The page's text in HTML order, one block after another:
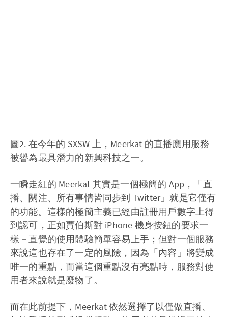
圖2. 在今年的 SXSW 上，Meerkat 的直播應用服務
被譽為最具潛力的新興科技之一。
一瞬走紅的 Meerkat 其實是一個極簡的 App，「直
播、關注、所有事情皆同步到 Twitter」就是它僅有
的功能。這樣的極簡主義已經由註冊用戶數字上得
到認可，正如賈伯斯對 iPhone 機身按鈕的要求一
樣－直覺的使用體驗簡單容易上手；但對一個服務
來說這也存在了一定的風險，因為「內容」將變成
唯一的重點，而當這個重點沒有亮點時，服務對使
用者來說就是廢物了。
而在此前提下，Meerkat 依然選擇了以僅做直播、